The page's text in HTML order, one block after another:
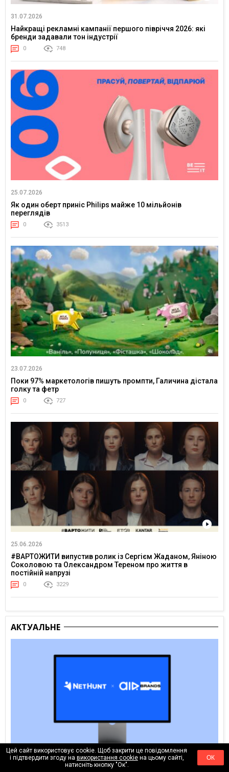
31.07.2026
Найкращі рекламні кампанії першого півріччя 2026: які
бренди задавали тон індустрії
0 748
25.07.2026
Як один оберт приніс Philips майже 10 мільйонів
переглядів
0 3513
23.07.2026
Поки 97% маркетологів пишуть промпти, Галичина дістала
голку та фетр
0 727
25.06.2026
#ВАРТОЖИТИ випустив ролик із Сергієм Жаданом, Яніною
Соколовою та Олександром Тереном про життя в
постійній напрузі
0 3229
АКТУАЛЬНЕ
06.08.2026
Цей сайт використовує cookie. Щоб закрити це повідомлення
і підтвердити згоду на використання cookieна цьому сайті,
натисніть кнопку "Ок".
ОК